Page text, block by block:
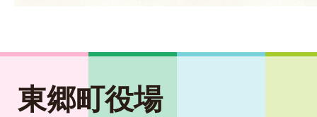
東郷町役場